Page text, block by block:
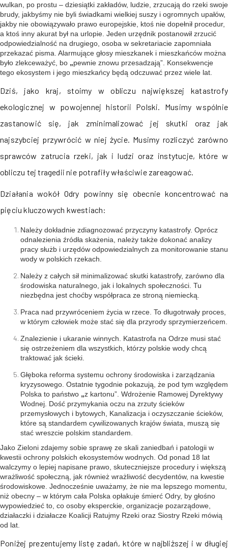
wulkan, po prostu – dziesiątki zakładów, ludzie, zrzucają do rzeki swoje
brudy, jakbyśmy nie byli świadkami wielkiej suszy i ogromnych upałów,
jakby nie obowiązywało prawo europejskie, ktoś nie dopełnił procedur,
a ktoś inny akurat był na urlopie. Jeden urzędnik postanowił zrzucić
odpowiedzialność na drugiego, osoba w sekretariacie zapomniała
przekazać pisma. Alarmujące głosy mieszkanek i mieszkańców można
było zlekceważyć, bo „pewnie znowu przesadzają”. Konsekwencje
tego ekosystem i jego mieszkańcy będą odczuwać przez wiele lat.
Dziś, jako kraj, stoimy w obliczu największej katastrofy
ekologicznej w powojennej historii Polski. Musimy wspólnie
zastanowić się, jak zminimalizować jej skutki oraz jak
najszybciej przywrócić w niej życie. Musimy rozliczyć zarówno
sprawców zatrucia rzeki, jak i ludzi oraz instytucje, które w
obliczu tej tragedii nie potrafiły właściwie zareagować.
Działania wokół Odry powinny się obecnie koncentrować na
pięciu kluczowych kwestiach:
Należy dokładnie zdiagnozować przyczyny katastrofy. Oprócz
odnalezienia źródła skażenia, należy także dokonać analizy
pracy służb i urzędów odpowiedzialnych za monitorowanie stanu
wody w polskich rzekach.
Należy z całych sił minimalizować skutki katastrofy, zarówno dla
środowiska naturalnego, jak i lokalnych społeczności. Tu
niezbędna jest choćby współpraca ze stroną niemiecką.
Praca nad przywróceniem życia w rzece. To długotrwały proces,
w którym człowiek może stać się dla przyrody sprzymierzeńcem.
Znalezienie i ukaranie winnych. Katastrofa na Odrze musi stać
się ostrzeżeniem dla wszystkich, którzy polskie wody chcą
traktować jak ścieki.
Głęboka reforma systemu ochrony środowiska i zarządzania
kryzysowego. Ostatnie tygodnie pokazują, że pod tym względem
Polska to państwo „z kartonu”. Wdrożenie Ramowej Dyrektywy
Wodnej. Dość przymykania oczu na zrzuty ścieków
przemysłowych i bytowych, Kanalizacja i oczyszczanie ścieków,
które są standardem cywilizowanych krajów świata, muszą się
stać wreszcie polskim standardem.
Jako Zieloni zdajemy sobie sprawę ze skali zaniedbań i patologii w
kwestii ochrony polskich ekosystemów wodnych. Od ponad 18 lat
walczymy o lepiej napisane prawo, skuteczniejsze procedury i większą
wrażliwość społeczną, jak również wrażliwość decydentów, na kwestie
środowiskowe. Jednocześnie uważamy, że nie ma lepszego momentu,
niż obecny – w którym cała Polska opłakuje śmierć Odry, by głośno
wypowiedzieć to, co osoby eksperckie, organizacje pozarządowe,
działaczki i działacze Koalicji Ratujmy Rzeki oraz Siostry Rzeki mówią
od lat.
Poniżej prezentujemy listę zadań, które w najbliższej i w długiej